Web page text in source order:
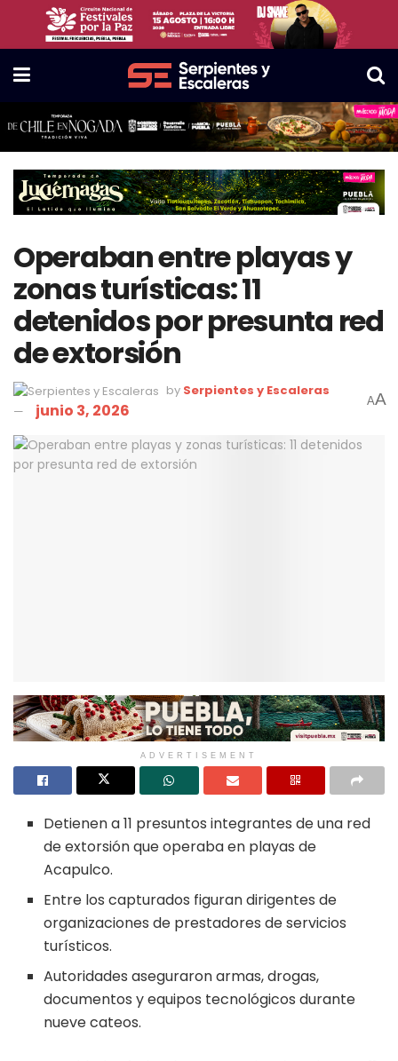
Operaban entre playas y
zonas turísticas: 11
detenidos por presunta red
de extorsión
by Serpientes y Escaleras
junio 3, 2026 AA
ADVERTISEMENT
Detienen a 11 presuntos integrantes de una red
de extorsión que operaba en playas de
Acapulco.
Entre los capturados figuran dirigentes de
organizaciones de prestadores de servicios
turísticos.
Autoridades aseguraron armas, drogas,
documentos y equipos tecnológicos durante
nueve cateos.